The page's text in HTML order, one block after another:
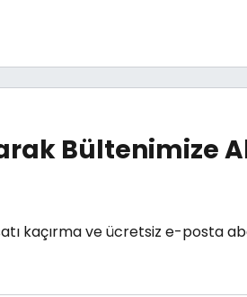
Bültenimize
kaçırma ve ücretsiz e-posta